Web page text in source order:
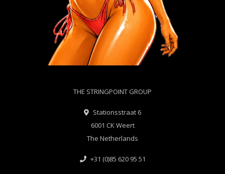
THE STRINGPOINT GROUP
Stationsstraat 6
6001 CK Weert
The Netherlands
+31 (0)85 620 95 51